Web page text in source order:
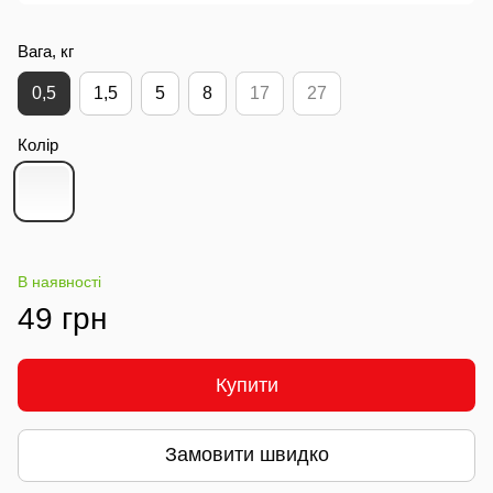
Вага, кг
0,5 1,5 5 8 17 27
Колір
В наявності
49 грн
Купити
Замовити швидко